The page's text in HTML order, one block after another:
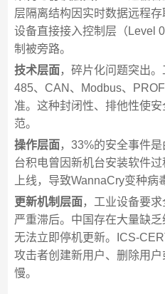
层隔离结构因实时数据远程
设备直接接入控制层（Level
制被旁路。
技术层面 ，碎片化问题突出
485、CAN、Modbus、
准。这种封闭性、排他性使
范。
操作层面 ，33%的安全事件是
台积电曾因新机台安装软件
上线，导致WannaCry变种病
更新机制层面 ，工业设备要
严重滞后。中国存在大量缺乏
无法立即停机更新。ICS-
攻击者创建新用户、删除用
慢。